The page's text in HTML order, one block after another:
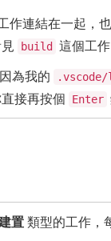
作連結在一起，
build 這個工
為我的
接再按個 Enter
置類型的工作，